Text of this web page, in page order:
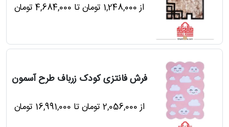
از 1,248,000 تومان تا 4,684,000 تومان
فرش فانتزی کودک زرباف طرح آسمون
از 2,056,000 تومان تا 16,991,000 تومان